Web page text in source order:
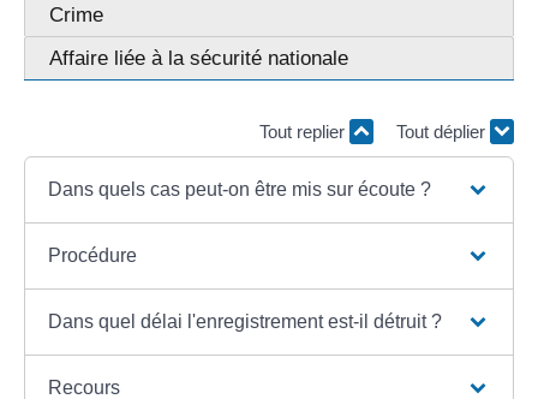
Crime
Affaire liée à la sécurité nationale
Tout replier Tout déplier
Dans quels cas peut-on être mis sur écoute ?
Procédure
Dans quel délai l'enregistrement est-il détruit ?
Recours